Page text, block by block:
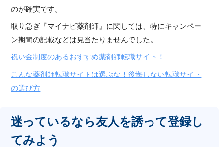
のが確実です。
取り急ぎ『マイナビ薬剤師』に関しては、特にキャンペー
ン期間の記載などは見当たりませんでした。
祝い金制度のあるおすすめ薬剤師転職サイト！
こんな薬剤師転職サイトは選ぶな！後悔しない転職サイト
の選び方
迷っているなら友人を誘って登録し
てみよう